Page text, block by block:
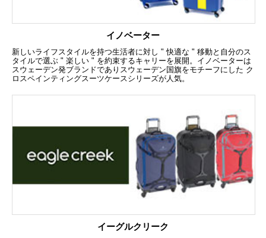
イノベーター
新しいライフスタイルを持つ生活者に対し " 快適な " 移動と自分のス
タイルで選ぶ " 楽しい " を約束するキャリーを展開。イノベーターは
スウェーデン発ブランドでありスウェーデン国旗をモチーフにした ク
ロスペインティングスーツケースシリーズが人気。
イーグルクリーク